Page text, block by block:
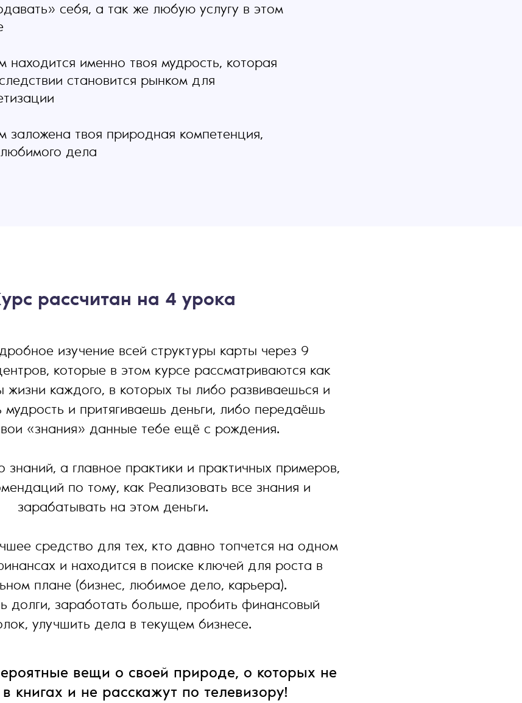
себя, а так же любую услугу в этом
находится именно твоя мудрость, которая
становится рынком для
заложена твоя природная компетенция,
дела
рассчитан на 4 урока
изучение всей структуры карты через 9
которые в этом курсе рассматриваются как
жизни каждого, в которых ты либо развиваешься и
и притягиваешь деньги, либо передаёшь
«знания» данные тебе ещё с рождения.
знаний, а главное практики и практичных примеров,
по тому, как Реализовать все знания и
зарабатывать на этом деньги.
средство для тех, кто давно топчется на одном
и находится в поиске ключей для роста в
плане (бизнес, любимое дело, карьера).
долги, заработать больше, пробить финансовый
улучшить дела в текущем бизнесе.
вещи о своей природе, о которых не
книгах и не расскажут по телевизору!